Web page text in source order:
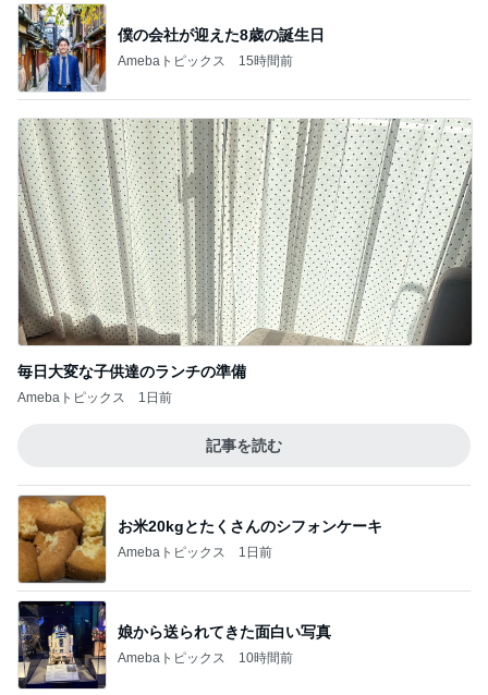
僕の会社が迎えた8歳の誕生日
Amebaトピックス 15時間前
毎日大変な子供達のランチの準備
Amebaトピックス 1日前
記事を読む
お米20kgとたくさんのシフォンケーキ
Amebaトピックス 1日前
娘から送られてきた面白い写真
Amebaトピックス 10時間前